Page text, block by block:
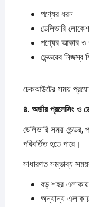
পণ্যের ধরন
ডেলিভারি
পণ্যের আকার
ভেন্ডরের নিজস্ব
চেকআউটের সময়
৪. অর্ডারপ্রসেসিং ও
ডেলিভারি সময়
পরিবর্তিত হতে পারে।
সাধারণত সম্ভাব্য
বড় শহর
অন্যান্য